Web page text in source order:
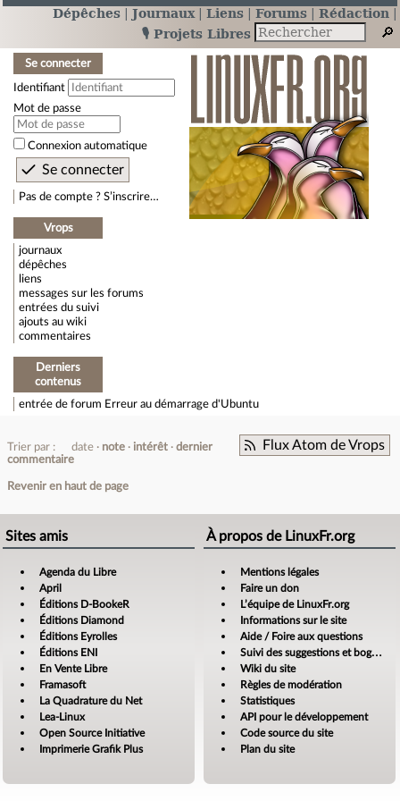
Dépêches Journaux Liens Forums
Rédaction
🎙️ Projets Libres
Se connecter
Identifiant
Mot de passe
Connexion automatique
Pas de compte ? S’inscrire…
Vrops
journaux
dépêches
liens
messages sur les forums
entrées du suivi
ajouts au wiki
commentaires
Derniers
contenus
entrée de forum Erreur au démarrage d'Ubuntu
Flux Atom de Vrops
Trier par : date note intérêt
dernier
commentaire
Revenir en haut de page
Sites amis
Agenda du Libre
April
Éditions D-BookeR
Éditions Diamond
Éditions Eyrolles
Éditions ENI
En Vente Libre
Framasoft
La Quadrature du Net
Lea-Linux
Open Source Initiative
Imprimerie Grafik Plus
À propos de LinuxFr.org
Mentions légales
Faire un don
L’équipe de LinuxFr.org
Informations sur le site
Aide / Foire aux questions
Suivi des suggestions et bogues
Wiki du site
Règles de modération
Statistiques
API pour le développement
Code source du site
Plan du site